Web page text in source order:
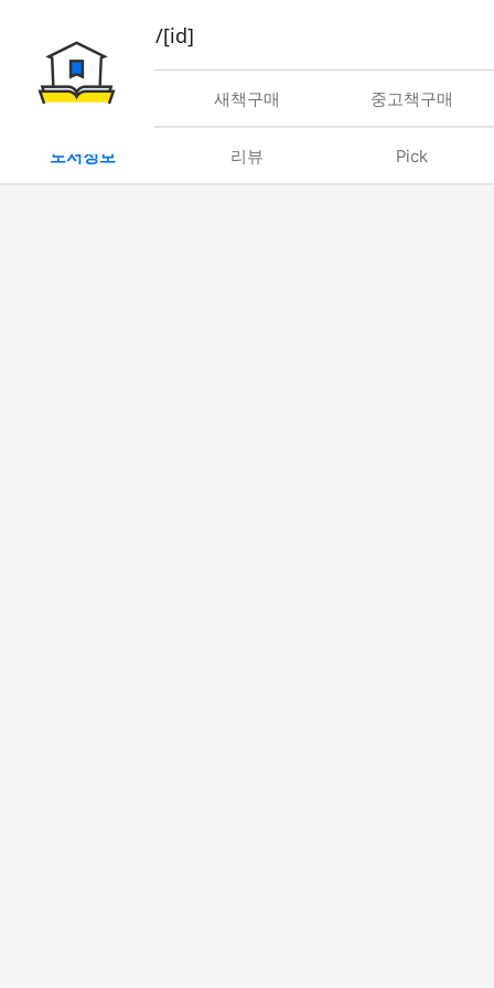
book/rent/[id]
대여 새책구매 중고책구매
도서정보 리뷰 Pick